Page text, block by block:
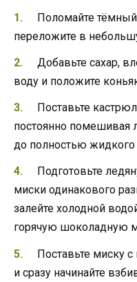
Поломайте
переложите в
Добавьте сахар,
воду и положите
Поставьте
постоянно помешивая
до полностью жидкого
Подготовьте
миски одинакового
залейте холодной
горячую шоколадную
Поставьте миску
и сразу начинайте